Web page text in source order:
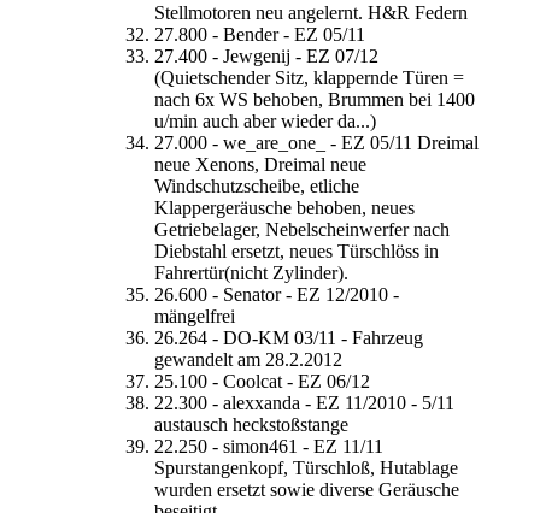
Stellmotoren neu angelernt. H&R Federn
27.800 - Bender - EZ 05/11
27.400 - Jewgenij - EZ 07/12
(Quietschender Sitz, klappernde Türen =
nach 6x WS behoben, Brummen bei 1400
u/min auch aber wieder da...)
27.000 - we_are_one_ - EZ 05/11 Dreimal
neue Xenons, Dreimal neue
Windschutzscheibe, etliche
Klappergeräusche behoben, neues
Getriebelager, Nebelscheinwerfer nach
Diebstahl ersetzt, neues Türschlöss in
Fahrertür(nicht Zylinder).
26.600 - Senator - EZ 12/2010 -
mängelfrei
26.264 - DO-KM 03/11 - Fahrzeug
gewandelt am 28.2.2012
25.100 - Coolcat - EZ 06/12
22.300 - alexxanda - EZ 11/2010 - 5/11
austausch heckstoßstange
22.250 - simon461 - EZ 11/11
Spurstangenkopf, Türschloß, Hutablage
wurden ersetzt sowie diverse Geräusche